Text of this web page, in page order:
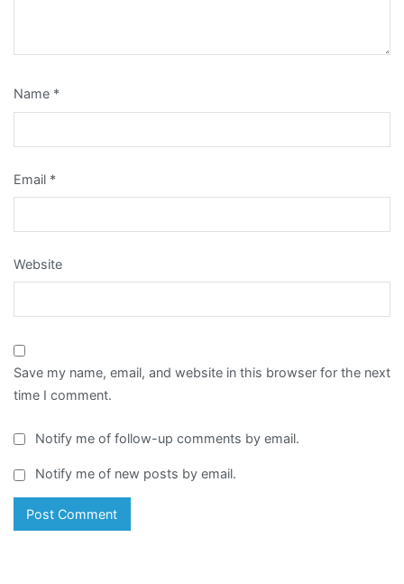
Name *
Email *
Website
Save my name, email, and website in this browser for the next
time I comment.
Notify me of follow-up comments by email.
Notify me of new posts by email.